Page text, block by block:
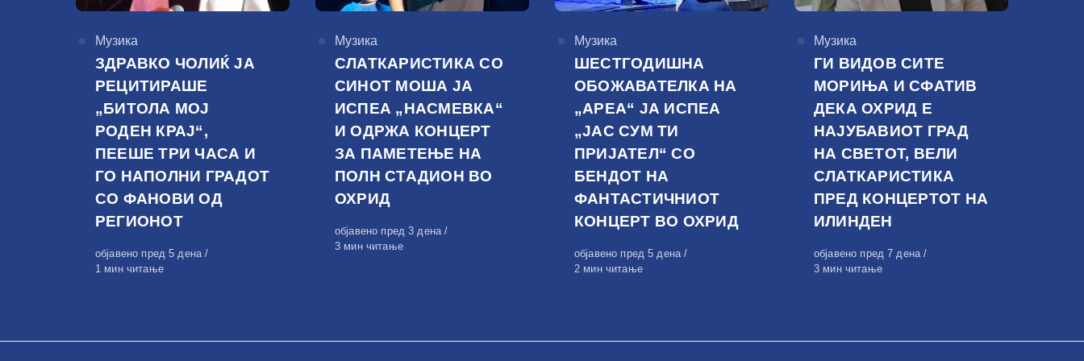
КАтегорија
Музика
ЗДРАВКО ЧОЛИЌ ЈА
РЕЦИТИРАШЕ
„БИТОЛА МОЈ
РОДЕН КРАЈ“,
ПЕЕШЕ ТРИ ЧАСА И
ГО НАПОЛНИ ГРАДОТ
СО ФАНОВИ ОД
РЕГИОНОТ
Објавено
на
објавено пред 5 дена
1 мин читање
КАтегорија
Музика
СЛАТКАРИСТИКА СО
СИНОТ МОША ЈА
ИСПЕА „НАСМЕВКА“
И ОДРЖА КОНЦЕРТ
ЗА ПАМЕТЕЊЕ НА
ПОЛН СТАДИОН ВО
ОХРИД
Објавено
на
објавено пред 3 дена
3 мин читање
КАтегорија
Музика
ШЕСТГОДИШНА
ОБОЖАВАТЕЛКА НА
„АРЕА“ ЈА ИСПЕА
„ЈАС СУМ ТИ
ПРИЈАТЕЛ“ СО
БЕНДОТ НА
ФАНТАСТИЧНИОТ
КОНЦЕРТ ВО ОХРИД
Објавено
на
објавено пред 5 дена
2 мин читање
КАтегорија
Музика
ГИ ВИДОВ СИТЕ
МОРИЊА И СФАТИВ
ДЕКА ОХРИД Е
НАЈУБАВИОТ ГРАД
НА СВЕТОТ, ВЕЛИ
СЛАТКАРИСТИКА
ПРЕД КОНЦЕРТОТ НА
ИЛИНДЕН
Објавено
на
објавено пред 7 дена
3 мин читање